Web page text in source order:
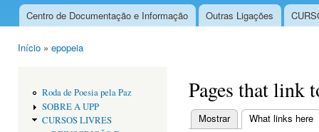
Menu principal
Centro de Documentação e Informação Outras Ligações
Início » epopeia
Roda de Poesia pela Paz
SOBRE A UPP
CURSOS LIVRES
Pages that link
Mostrar What links here